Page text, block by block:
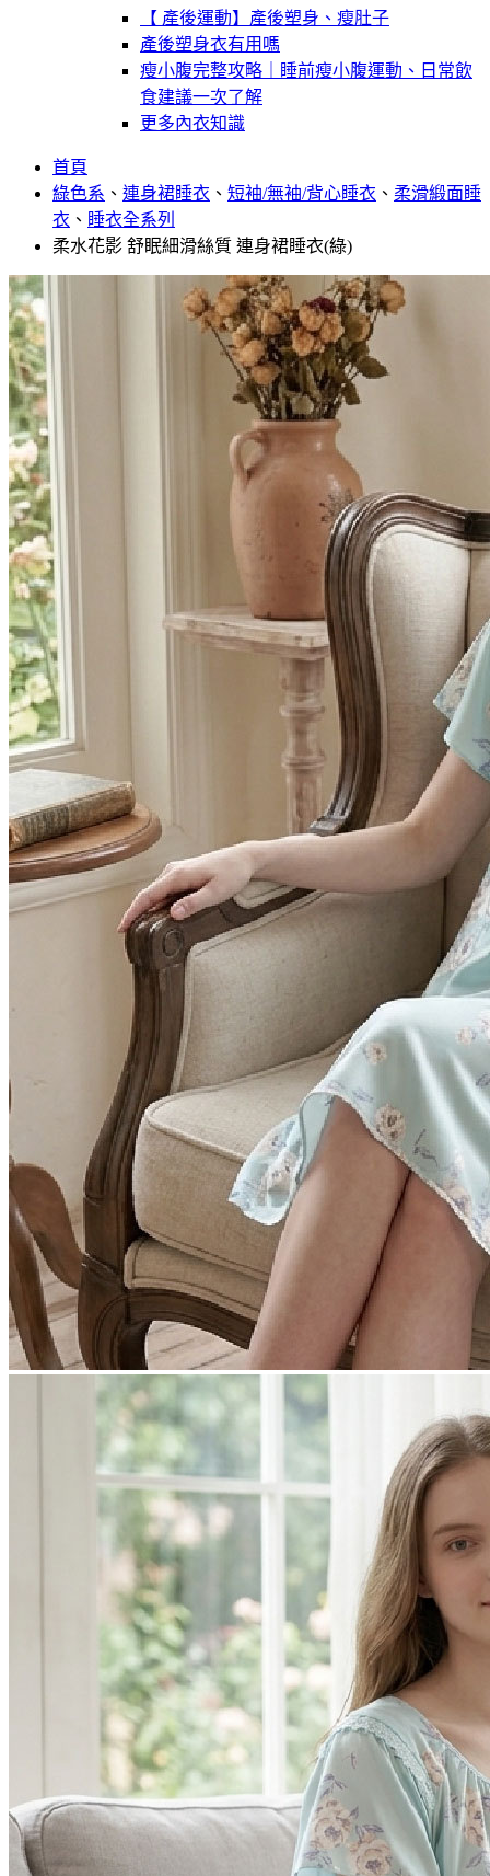
【 產後運動】產後塑身、瘦肚子
產後塑身衣有用嗎
瘦小腹完整攻略｜睡前瘦小腹運動、日常飲
食建議一次了解
更多內衣知識
首頁
綠色系 、 連身裙睡衣 、 短袖/無袖/背心睡衣 、 柔滑緞面睡
衣 、 睡衣全系列
柔水花影 舒眠細滑絲質 連身裙睡衣(綠)